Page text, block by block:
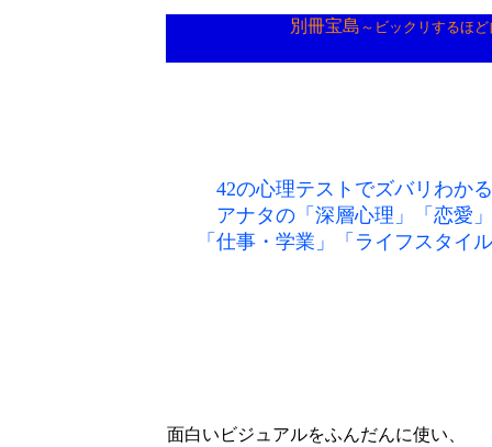
別冊宝島 ～ビックリするほ
42の心理テストでズバリわかる
アナタの「深層心理」「恋愛」
「仕事・学業」「ライフスタイ
面白いビジュアルをふんだんに使い、